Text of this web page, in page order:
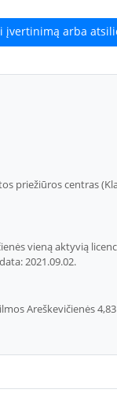
įvertinimą arba
priežiūros centras
vieną aktyvią
2021.09.02.
Areškevičienės